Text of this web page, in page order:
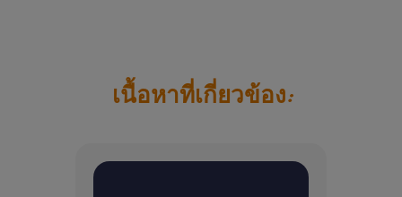
เนื้อหาที่เกี่ยวข้อง: